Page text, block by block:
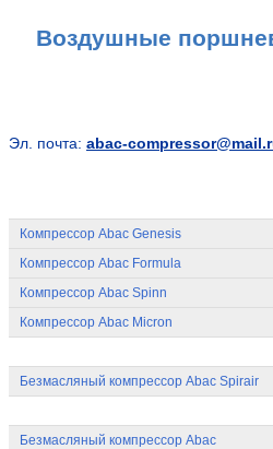
Воздушные
Эл. почта: abac-
Компрессор Abac Genesis
Компрессор Abac Formula
Компрессор Abac Spinn
Компрессор Abac Micron
Безмасляный компрессор Abac Spirair
Безмасляный компрессор Abac